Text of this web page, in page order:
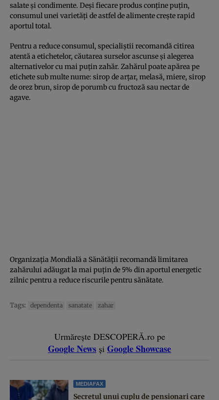
salate și condimente. Deși fiecare produs conține puțin,
consumul unei varietăți de astfel de alimente crește rapid
aportul total.
Pentru a reduce consumul, specialiștii recomandă citirea
atentă a etichetelor, căutarea surselor ascunse și alegerea
alternativelor cu mai puțin zahăr. Zahărul poate apărea pe
etichete sub multe nume: sirop de arțar, melasă, miere, sirop
de orez brun, sirop de porumb cu fructoză sau nectar de
agave.
Organizația Mondială a Sănătății recomandă limitarea
zahărului adăugat la mai puțin de 5% din aportul energetic
zilnic pentru a reduce riscurile pentru sănătate.
Tags: dependenta sanatate zahar
Urmărește DESCOPERĂ.ro pe
Google News și Google Showcase
MEDIAFAX
Secretul unui cuplu de pensionari care